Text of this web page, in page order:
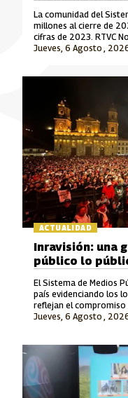
Jueves, 6 Agosto ,
La comunidad del
millones al cierre de
cifras de 2023. RTVC
Señal Colombia son
ACTUALIDAD
Jueves, 6 Agosto ,
Inravisión: una
público lo
El Sistema de Medios
país evidenciando los
reflejan el compromiso
rigurosidad